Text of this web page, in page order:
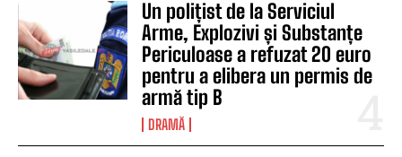
Un polițist de la Serviciul
Arme, Explozivi și Substanțe
Periculoase a refuzat 20 euro
pentru a elibera un permis de
armă tip B
DRAMĂ